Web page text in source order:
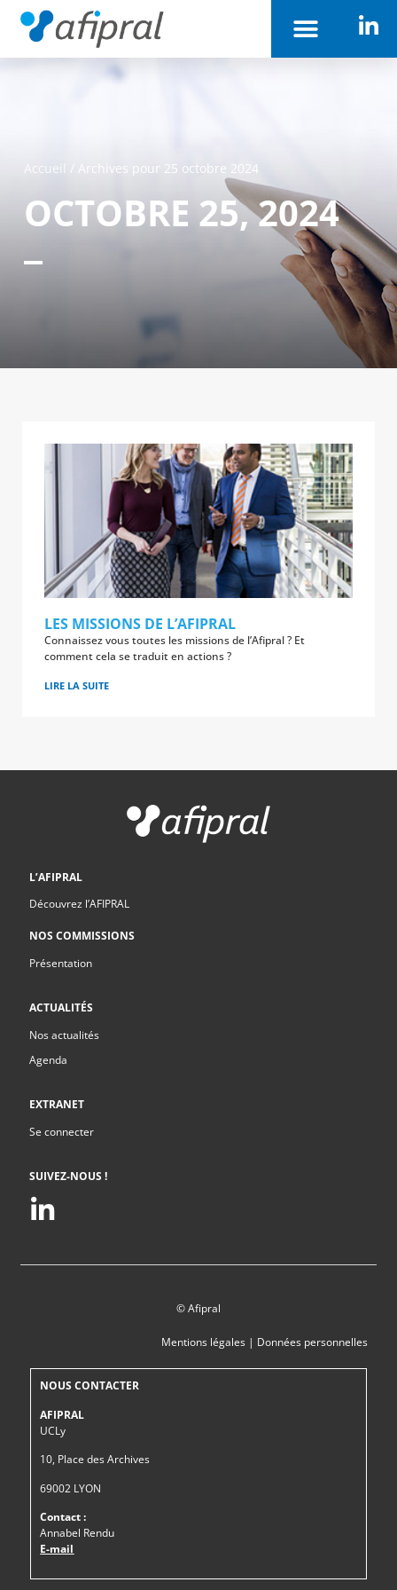
Accueil / Archives pour 25 octobre 2024
OCTOBRE 25, 2024
LES MISSIONS DE L’AFIPRAL
Connaissez vous toutes les missions de l’Afipral ? Et
comment cela se traduit en actions ?
LIRE LA SUITE
L’AFIPRAL
Découvrez l’AFIPRAL
NOS COMMISSIONS
Présentation
ACTUALITÉS
Nos actualités
Agenda
EXTRANET
Se connecter
SUIVEZ-NOUS !
© Afipral
Mentions légales| Données personnelles
NOUS CONTACTER
AFIPRAL
UCLy
10, Place des Archives
69002 LYON
Contact :
Annabel Rendu
E-mail